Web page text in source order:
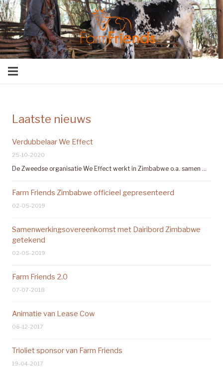
Laatste nieuws
Verdubbelaar We Effect
25-10-2020
De Zweedse organisatie We Effect werkt in Zimbabwe o.a. samen …
Farm Friends Zimbabwe officieel gepresenteerd
02-05-2019
Samenwerkingsovereenkomst met Dairibord Zimbabwe
getekend
02-05-2019
Farm Friends 2.0
07-07-2018
Animatie van Lease Cow
06-12-2017
Trioliet sponsor van Farm Friends
19-04-2017